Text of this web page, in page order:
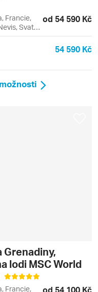
Francie,
Svatý
od 54 590 Kč
54 590 Kč
Grenadiny,
lodi MSC World
Francie,
od 54 100 Kč